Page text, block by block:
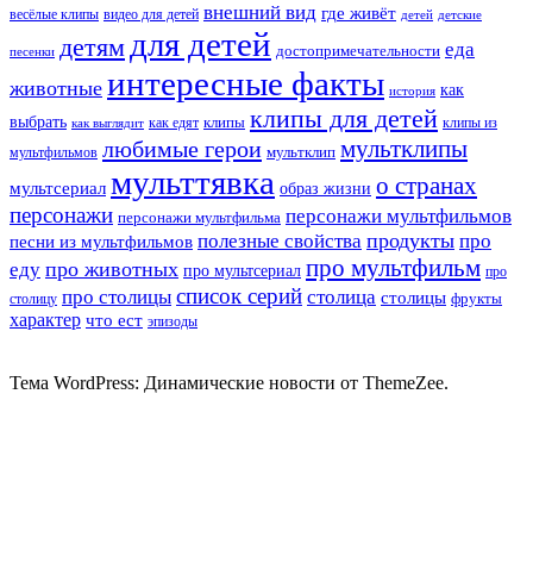
весёлые клипы видео для детей внешний вид где живёт детей детские
песенки детям для детей достопримечательности еда
животные интересные факты история как
выбрать как выглядит как едят клипы клипы для детей клипы из
мультфильмов любимые герои мультклип мультклипы
мультсериал мульттявка образ жизни о странах
персонажи персонажи мультфильма персонажи мультфильмов
песни из мультфильмов полезные свойства продукты про
еду про животных про мультсериал про мультфильм про
столицу про столицы список серий столица столицы фрукты
характер что ест эпизоды
Тема WordPress: Динамические новости от ThemeZee.